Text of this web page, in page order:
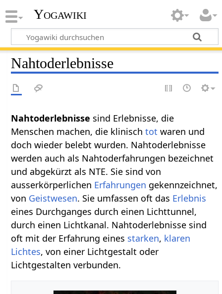
Yogawiki
Nahtoderlebnisse
Nahtoderlebnisse sind Erlebnisse, die
Menschen machen, die klinischtot waren und
doch wieder belebt wurden. Nahtoderlebnisse
werden auch als Nahtoderfahrungen bezeichnet
und abgekürzt als NTE. Sie sind von
ausserkörperlichen Erfahrungen gekennzeichnet,
von Geistwesen. Sie umfassen oft das Erlebnis
eines Durchganges durch einen Lichttunnel,
durch einen Lichtkanal. Nahtoderlebnisse sind
oft mit der Erfahrung eines starken, klaren
Lichtes, von einer Lichtgestalt oder
Lichtgestalten verbunden.